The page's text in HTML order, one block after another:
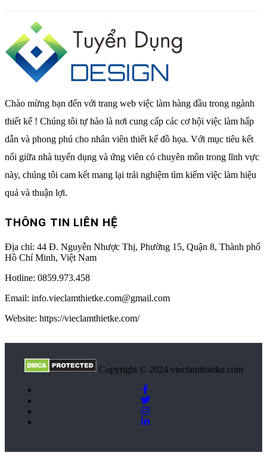
Chào mừng bạn đến với trang web việc làm hàng đầu trong ngành
thiết kế ! Chúng tôi tự hào là nơi cung cấp các cơ hội việc làm hấp
dẫn và phong phú cho nhân viên thiết kế đồ họa. Với mục tiêu kết
nối giữa nhà tuyển dụng và ứng viên có chuyên môn trong lĩnh vực
này, chúng tôi cam kết mang lại trải nghiệm tìm kiếm việc làm hiệu
quả và thuận lợi.
THÔNG TIN LIÊN HỆ
Địa chỉ: 44 Đ. Nguyễn Nhược Thị, Phường 15, Quận 8, Thành phố
Hồ Chí Minh, Việt Nam
Hotline: 0859.973.458
Email: info.vieclamthietke.com@gmail.com
Website: https://vieclamthietke.com/
Copyright © 2024 vieclamthietke.com